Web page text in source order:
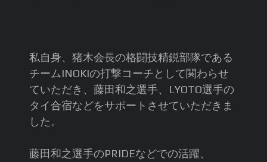
私自身、猪木会長の格闘技精鋭部隊である
チームINOKIの打撃コーチとして関わらせ
ていただき、藤田和之選手、LYOTO選手の
タイ合宿などをサポートさせていただきま
した。
藤田和之選手のPRIDEなどでの活躍、